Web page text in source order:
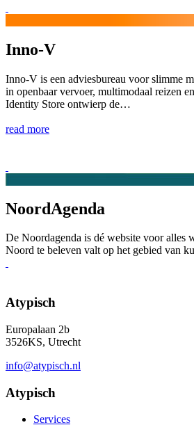
Inno-V
Inno-V is een adviesbureau voor slimme
in openbaar vervoer, multimodaal reizen
Identity Store ontwierp de…
read more
NoordAgenda
De Noordagenda is dé website voor alles
Noord te beleven valt op het gebied van
Atypisch
Europalaan 2b
3526KS, Utrecht
info@atypisch.nl
Atypisch
Services